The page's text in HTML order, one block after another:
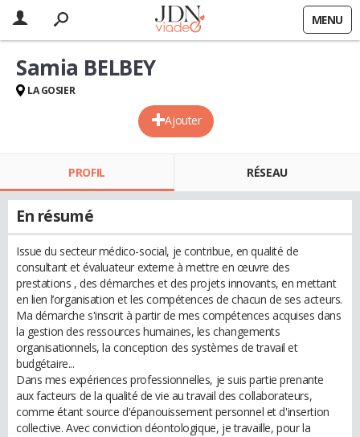
MENU
Ajouter
Samia BELBEY
LA GOSIER
PROFIL RÉSEAU
En résumé
Issue du secteur médico-social, je contribue, en qualité de
consultant et évaluateur externe à mettre en œuvre des
prestations , des démarches et des projets innovants, en mettant
en lien l’organisation et les compétences de chacun de ses acteurs.
Ma démarche s'inscrit à partir de mes compétences acquises dans
la gestion des ressources humaines, les changements
organisationnels, la conception des systèmes de travail et
budgétaire...
Dans mes expériences professionnelles, je suis partie prenante
aux facteurs de la qualité de vie au travail des collaborateurs,
comme étant source d'épanouissement personnel et d'insertion
collective. Avec conviction déontologique, je travaille, pour la